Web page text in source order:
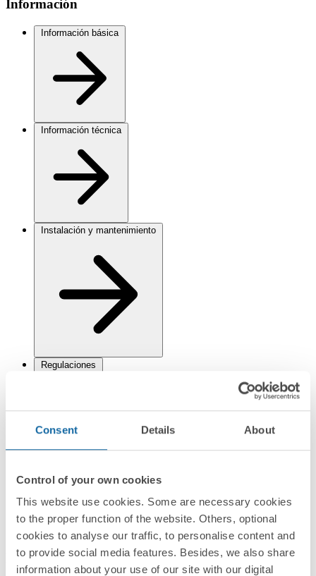
Consent Details About
Control of your own cookies
This website use cookies. Some are necessary cookies
to the proper function of the website. Others, optional
cookies to analyse our traffic, to personalise content and
to provide social media features. Besides, we also share
information about your use of our site with our digital
Información
Documentación